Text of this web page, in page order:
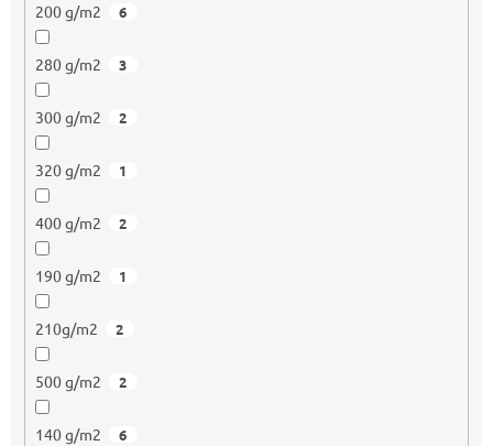
200 g/m2 6
280 g/m2 3
300 g/m2 2
320 g/m2 1
400 g/m2 2
190 g/m2 1
210g/m2 2
500 g/m2 2
140 g/m2 6